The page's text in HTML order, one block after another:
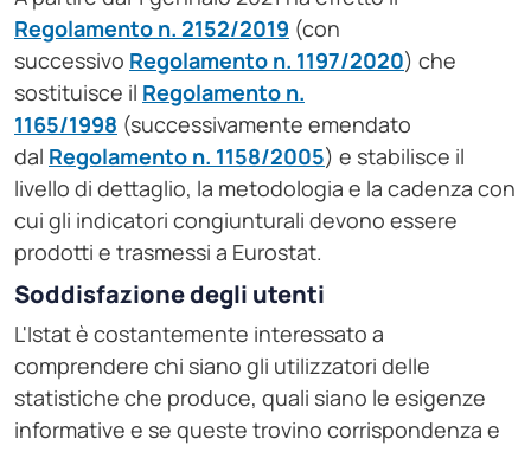
Regolamento n. 2152/2019 (con
successivo Regolamento n. 1197/2020) che
sostituisce il Regolamento n.
1165/1998 (successivamente emendato
dal Regolamento n. 1158/2005) e stabilisce il
livello di dettaglio, la metodologia e la cadenza con
cui gli indicatori congiunturali devono essere
prodotti e trasmessi a Eurostat.
Soddisfazione degli utenti
L'Istat è costantemente interessato a
comprendere chi siano gli utilizzatori delle
statistiche che produce, quali siano le esigenze
informative e se queste trovino corrispondenza e